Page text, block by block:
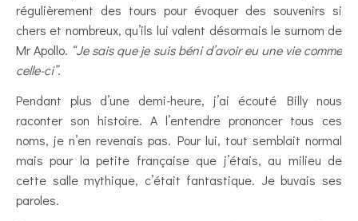
régulièrement des tours pour évoquer des souvenirs si
chers et nombreux, qu’ils lui valent désormais le surnom de
Mr Apollo. “Je sais que je suis béni d’avoir eu une vie comme
celle-ci”.
Pendant plus d’une demi-heure, j’ai écouté Billy nous
raconter son histoire. A l’entendre prononcer tous ces
noms, je n’en revenais pas. Pour lui, tout semblait normal
mais pour la petite française que j’étais, au milieu de
cette salle mythique, c’était fantastique. Je buvais ses
paroles.